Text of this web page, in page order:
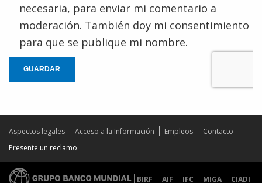
necesaria, para enviar mi comentario a
moderación. También doy mi consentimiento
para que se publique mi nombre.
GUARDAR
Aspectos legales Acceso a la Información Empleos
Contacto
Presente un reclamo
BIRF AIF IFC MIGA CIADI